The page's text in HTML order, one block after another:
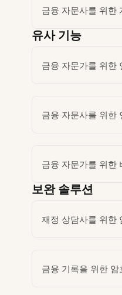
금융 자문사를 위한
유사 기능
금융 자문가를 위한
금융 자문사를 위한
금융 자문가를 위한
보완 솔루션
재정 상담사를 위한
금융 기록을 위한 암